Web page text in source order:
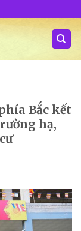
Bắc kết
hạ,